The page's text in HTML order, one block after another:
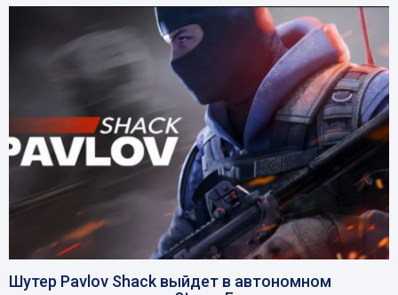
Шутер Pavlov Shack выйдет в автономном